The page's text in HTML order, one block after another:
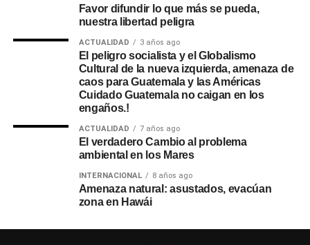
Favor difundir lo que más se pueda,
nuestra libertad peligra
ACTUALIDAD 3 años ago
El peligro socialista y el Globalismo
Cultural de la nueva izquierda, amenaza de
caos para Guatemala y las Américas
Cuidado Guatemala no caigan en los
engaños.!
ACTUALIDAD 7 años ago
El verdadero Cambio al problema
ambiental en los Mares
INTERNACIONAL 8 años ago
Amenaza natural: asustados, evacúan
zona en Hawái